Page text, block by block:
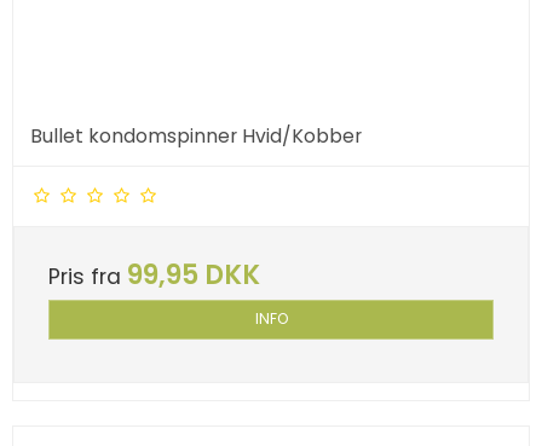
Bullet kondomspinner Hvid/Kobber
Pris fra 99,95 DKK
INFO